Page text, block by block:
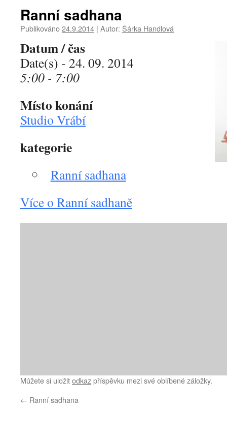
Ranní sadhana
Publikováno24.9.2014 | Autor: Šárka Handlová
Datum / čas
Date(s) - 24. 09. 2014
5:00 - 7:00
Místo konání
Studio Vrábí
kategorie
Ranní sadhana
Více o Ranní sadhaně
Můžete si uložitodkazpříspěvku mezi své oblíbené záložky.
← Ranní sadhana